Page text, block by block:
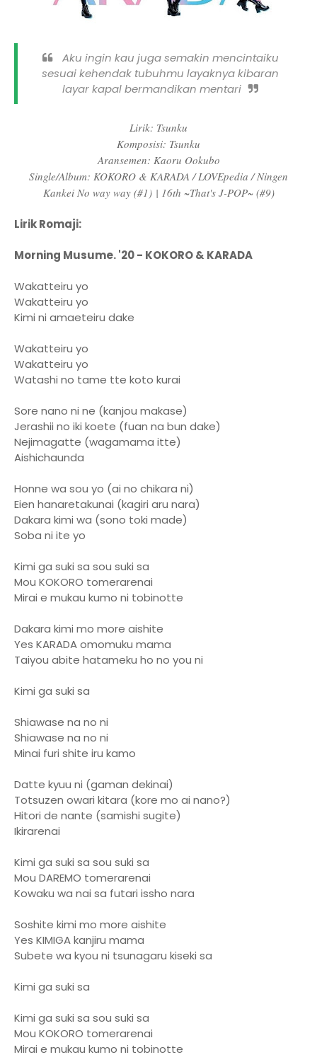
Aku ingin kau juga semakin mencintaiku
sesuai kehendak tubuhmu layaknya kibaran
layar kapal bermandikan mentari
Lirik: Tsunku
Komposisi: Tsunku
Aransemen: Kaoru Ookubo
Single/Album: KOKORO & KARADA / LOVEpedia / Ningen
Kankei No way way (#1) | 16th ~That's J-POP~ (#9)
Lirik Romaji:
Morning Musume. '20 - KOKORO & KARADA
Wakatteiru yo
Wakatteiru yo
Kimi ni amaeteiru dake
Wakatteiru yo
Wakatteiru yo
Watashi no tame tte koto kurai
Sore nano ni ne (kanjou makase)
Jerashii no iki koete (fuan na bun dake)
Nejimagatte (wagamama itte)
Aishichaunda
Honne wa sou yo (ai no chikara ni)
Eien hanaretakunai (kagiri aru nara)
Dakara kimi wa (sono toki made)
Soba ni ite yo
Kimi ga suki sa sou suki sa
Mou KOKORO tomerarenai
Mirai e mukau kumo ni tobinotte
Dakara kimi mo more aishite
Yes KARADA omomuku mama
Taiyou abite hatameku ho no you ni
Kimi ga suki sa
Shiawase na no ni
Shiawase na no ni
Minai furi shite iru kamo
Datte kyuu ni (gaman dekinai)
Totsuzen owari kitara (kore mo ai nano?)
Hitori de nante (samishi sugite)
Ikirarenai
Kimi ga suki sa sou suki sa
Mou DAREMO tomerarenai
Kowaku wa nai sa futari issho nara
Soshite kimi mo more aishite
Yes KIMIGA kanjiru mama
Subete wa kyou ni tsunagaru kiseki sa
Kimi ga suki sa
Kimi ga suki sa sou suki sa
Mou KOKORO tomerarenai
Mirai e mukau kumo ni tobinotte